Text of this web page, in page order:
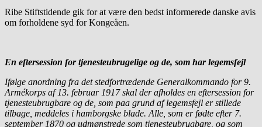
Ribe Stiftstidende gik for at være den bedst informerede danske avis
om forholdene syd for Kongeåen.
En eftersession for tjenesteubrugelige og de, som har legemsfejl
Ifølge anordning fra det stedfortrædende Generalkommando for 9.
Armékorps af 13. februar 1917 skal der afholdes en eftersession for
tjenesteubrugbare og de, som paa grund af legemsfejl er stillede
tilbage, meddeles i hamborgske blade. Alle, som er fødte efter 7.
september 1870 og udmønstrede som tjenesteubrugbare, og som